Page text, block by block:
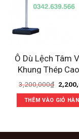
Ô Dù Lệch Tâm
Khung Thép
3,200,000₫ Giá
gốc
là:
THÊM VÀO GIỎ